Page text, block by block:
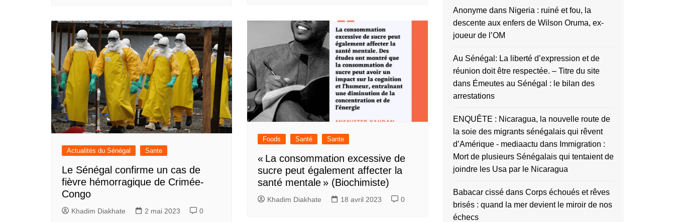
Actualités du Sénégal Sante
Le Sénégal confirme un cas de
fièvre hémorragique de Crimée-
Congo
Khadim Diakhate 2 mai 2023 0
Foods Santé Sante
« La consommation excessive de
sucre peut également affecter la
santé mentale » (Biochimiste)
Khadim Diakhate 18 avril 2023 0
Anonyme dans Nigeria : ruiné et fou, la
descente aux enfers de Wilson Oruma, ex-
joueur de l’OM
Au Sénégal: La liberté d’expression et de
réunion doit être respectée. – Titre du site
dans Émeutes au Sénégal : le bilan des
arrestations
ENQUÊTE : Nicaragua, la nouvelle route de
la soie des migrants sénégalais qui rêvent
d’Amérique - mediaactu dans Immigration :
Mort de plusieurs Sénégalais qui tentaient de
joindre les Usa par le Nicaragua
Babacar cissé dans Corps échoués et rêves
brisés : quand la mer devient le miroir de nos
échecs